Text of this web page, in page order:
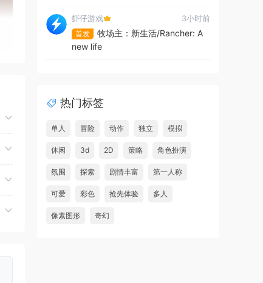
虾仔游戏 3小时前
首发
牧场主：新生活/Rancher: A
new life
虾仔游戏
首发 故事编织者/Talespinner
虾仔游戏 3小时前
Turret Simulator
首发 巨型金岩/Big Golden Rock
热门标签
单人 冒险 动作 独立 模拟
休闲 3d 2D 策略 角色扮演
氛围 探索 剧情丰富 第一人称
可爱 彩色 抢先体验 多人
像素图形 奇幻